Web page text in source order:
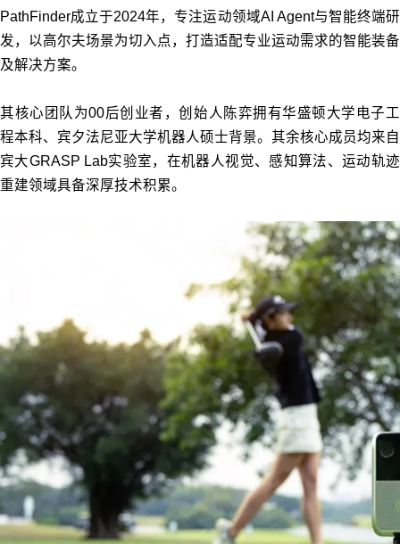
PathFinder成立于2024年，专注运动领域AI Agent与智能终端研
发，以高尔夫场景为切入点，打造适配专业运动需求的智能装备
及解决方案。
其核心团队为00后创业者，创始人陈弈拥有华盛顿大学电子工
程本科、宾夕法尼亚大学机器人硕士背景。其余核心成员均来自
宾大GRASP Lab实验室，在机器人视觉、感知算法、运动轨迹
重建领域具备深厚技术积累。